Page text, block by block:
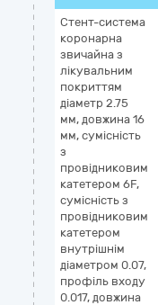
Стент-система
коронарна
звичайна з
лікувальним
покриттям
діаметр 2.75
мм, довжина 16
мм, сумісність
з
провідниковим
катетером 6F,
сумісність з
провідниковим
катетером
внутрішнім
діаметром 0.07,
профіль входу
0.017, довжина